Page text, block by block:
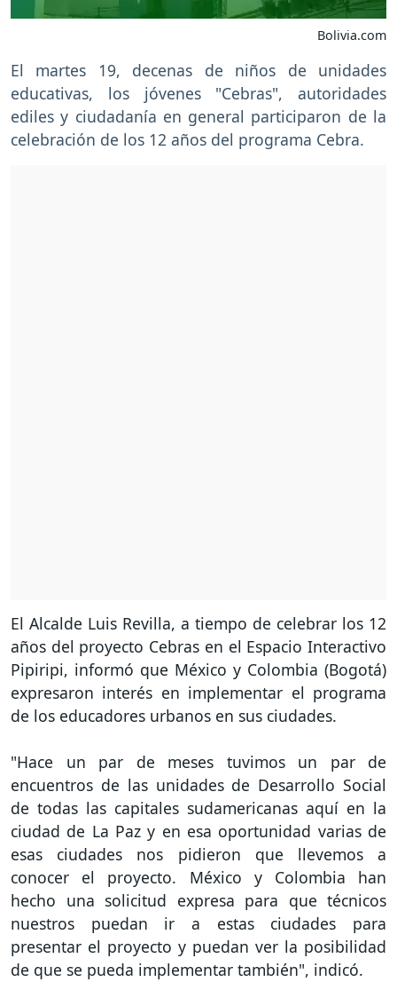
Bolivia.com
El martes 19, decenas de niños de unidades
educativas, los jóvenes "Cebras", autoridades
ediles y ciudadanía en general participaron de la
celebración de los 12 años del programa Cebra.
El Alcalde Luis Revilla, a tiempo de celebrar los 12
años del proyecto Cebras en el Espacio Interactivo
Pipiripi, informó que México y Colombia (Bogotá)
expresaron interés en implementar el programa
de los educadores urbanos en sus ciudades.
"Hace un par de meses tuvimos un par de
encuentros de las unidades de Desarrollo Social
de todas las capitales sudamericanas aquí en la
ciudad de La Paz y en esa oportunidad varias de
esas ciudades nos pidieron que llevemos a
conocer el proyecto. México y Colombia han
hecho una solicitud expresa para que técnicos
nuestros puedan ir a estas ciudades para
presentar el proyecto y puedan ver la posibilidad
de que se pueda implementar también", indicó.